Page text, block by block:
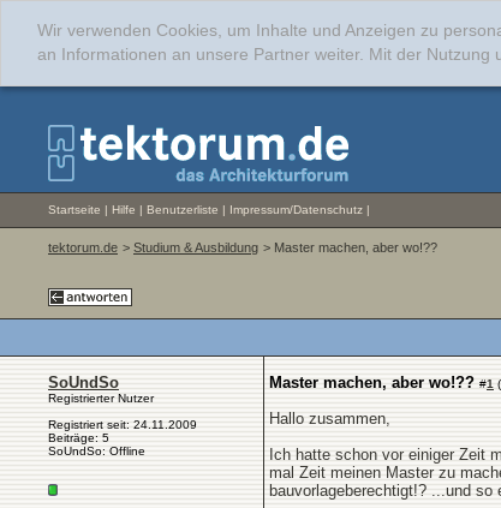
Wir verwenden Cookies, um Inhalte und Anzeigen zu
an Informationen an unsere Partner weiter. Mit der
Startseite | Hilfe | Benutzerliste | Impressum/Datenschutz |
tektorum.de > Studium & Ausbildung > Master machen, aber wo!??
SoUndSo
Registrierter Nutzer
Registriert seit: 24.11.2009
Beiträge: 5
SoUndSo: Offline
Master machen, aber wo!?? #1 (
Hallo zusammen,
Ich hatte schon vor einiger Zeit
mal Zeit meinen Master zu
bauvorlageberechtigt!? ...und